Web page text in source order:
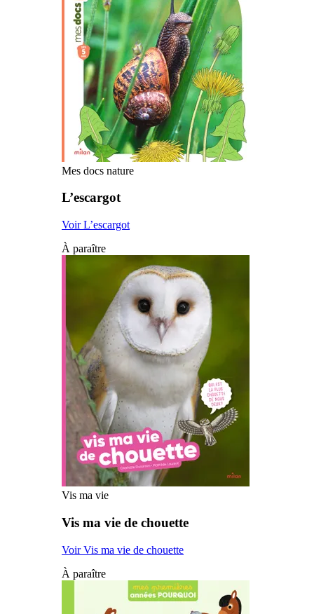
Mes docs nature
L’escargot
Voir L’escargot
À paraître
Vis ma vie
Vis ma vie de chouette
Voir Vis ma vie de chouette
À paraître